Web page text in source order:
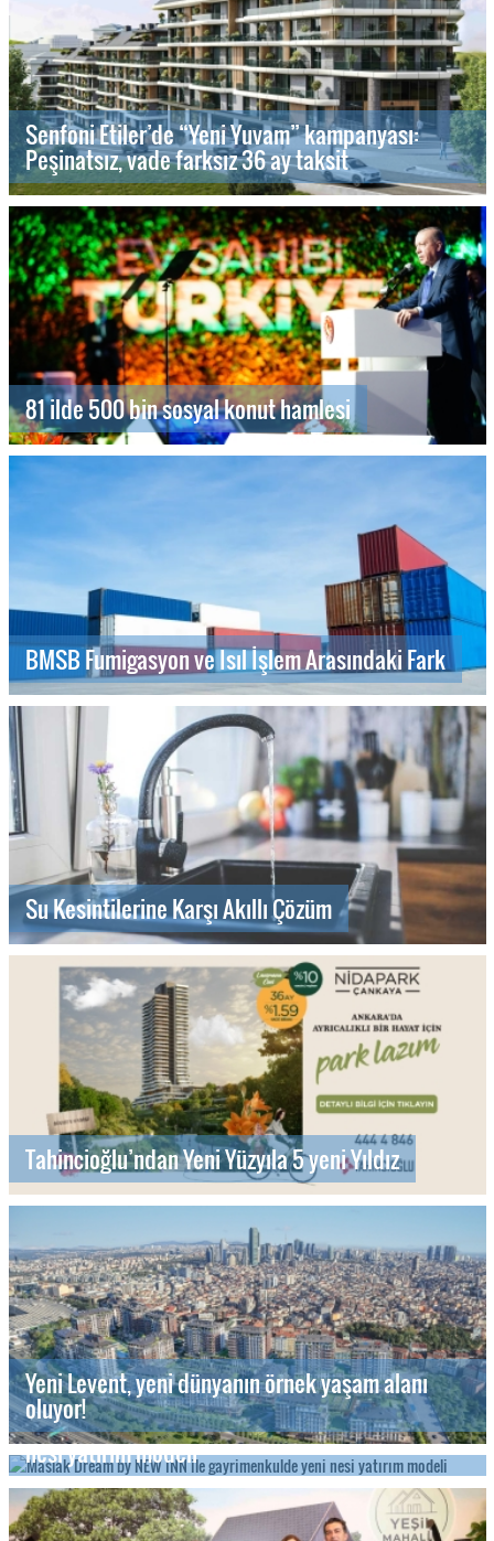
Senfoni Etiler’de “Yeni Yuvam” kampanyası:
Peşinatsız, vade farksız 36 ay taksit
81 ilde 500 bin sosyal konut hamlesi
BMSB Fumigasyon ve Isıl İşlem Arasındaki Fark
Su Kesintilerine Karşı Akıllı Çözüm
Tahincioğlu’ndan Yeni Yüzyıla 5 yeni Yıldız
Yeni Levent, yeni dünyanın örnek yaşam alanı
oluyor!
Maslak Dream by NEW INN ile gayrimenkulde yeni
nesi yatırım modeli